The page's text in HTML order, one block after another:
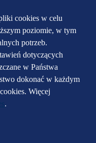
cookies w celu
poziomie, w tym
potrzeb.
dotyczących
w Państwa
dokonać w każdym
Więcej
.